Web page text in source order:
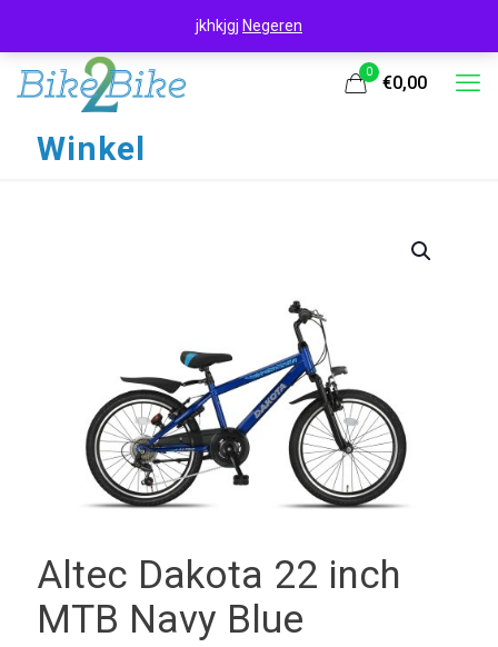
0
€0,00
Winkel
Altec Dakota 22 inch
MTB Navy Blue
jkhkjgj Negeren